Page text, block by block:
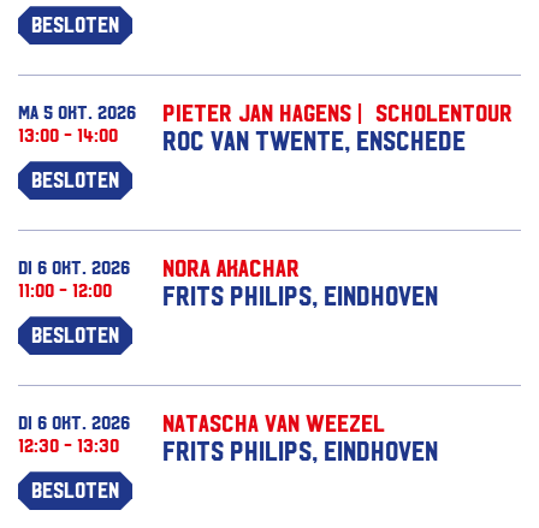
Besloten
Pieter Jan Hagens | Scholentour
ROC van Twente, Enschede
ma 5 okt. 2026
13:00 - 14:00
Besloten
Nora Akachar
Frits Philips, Eindhoven
di 6 okt. 2026
11:00 - 12:00
Besloten
Natascha van Weezel
Frits Philips, Eindhoven
di 6 okt. 2026
12:30 - 13:30
Besloten